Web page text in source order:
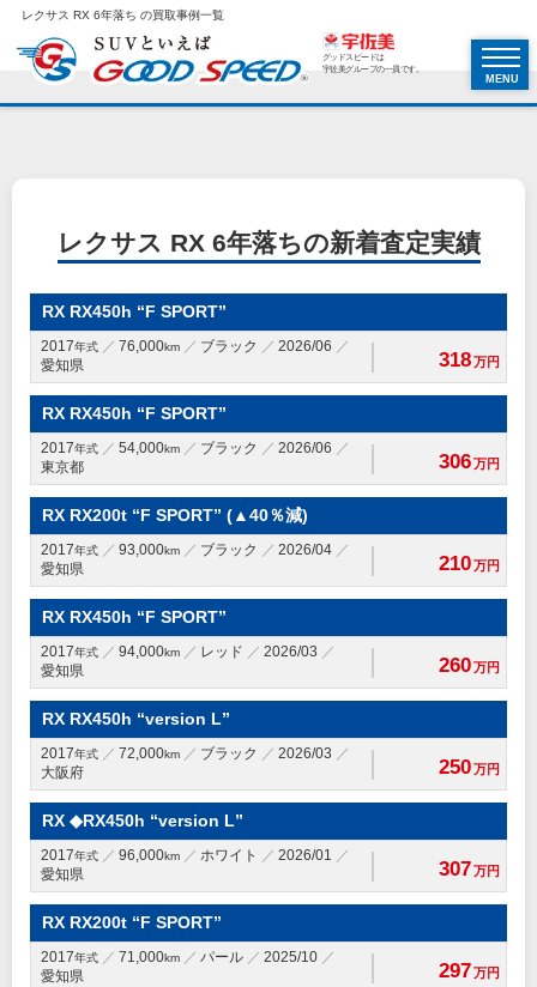
レクサス RX 6年落ち の買取事例一覧
グッドスピードは
宇佐美グループの一員です。
MENU
レクサス RX 6年落ちの新着査定実績
RX RX450h “F SPORT”
2017年式 76,000km ブラック
2026/06
愛知県
318万円
RX RX450h “F SPORT”
2017年式 54,000km ブラック
2026/06
東京都
306万円
RX RX200t “F SPORT” (▲40％減)
2017年式 93,000km ブラック
2026/04
愛知県
210万円
RX RX450h “F SPORT”
2017年式 94,000km レッド
2026/03
愛知県
260万円
RX RX450h “version L”
2017年式 72,000km ブラック
2026/03
大阪府
250万円
RX ◆RX450h “version L”
2017年式 96,000km ホワイト
2026/01
愛知県
307万円
RX RX200t “F SPORT”
2017年式 71,000km パール
2025/10
愛知県
297万円